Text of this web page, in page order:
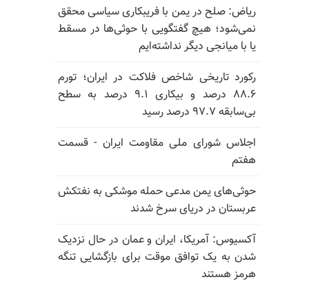
ریاض: صلح در یمن با فریبکاری سیاسی محقق
نمی‌شود؛ هیچ گفتگویی با حوثی‌ها در مسقط
یا با میانجی دیگر نداشته‌ایم
رکورد تاریخی شاخص فلاکت در ایران؛ تورم
۸۸.۶ درصد و بیکاری ۹.۱ درصد به سطح
بی‌سابقه ۹۷.۷ درصد رسید
اجلاس شورای ملی مقاومت ایران - قسمت
هفتم
حوثی‌های یمن مدعی حمله موشکی به نفتکش
عربستان در دریای سرخ شدند
آکسیوس: آمریکا، ایران و عمان در حال نزدیک
شدن به یک توافق موقت برای بازگشایی تنگه
هرمز هستند